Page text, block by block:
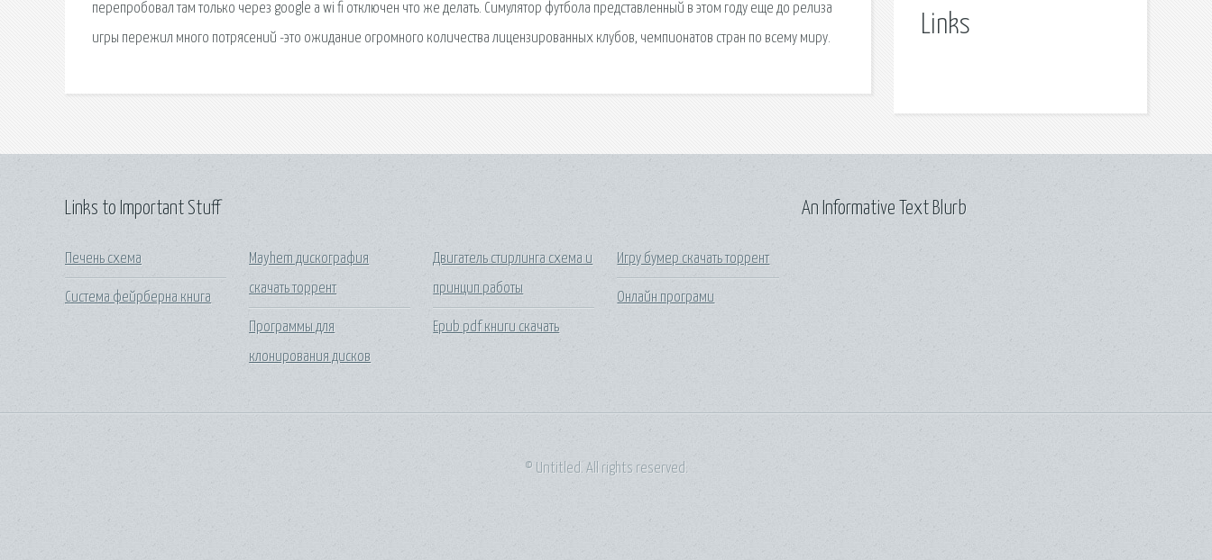
перепробовал там только через google а wi fi отключен что же делать. Симулятор футбола представленный в этом году еще до релиза
игры пережил много потрясений -это ожидание огромного количества лицензированных клубов, чемпионатов стран по всему миру.
Links
Links to Important Stuff
Печень схема
Система фейрберна книга
Mayhem дискография
скачать торрент
Программы для
клонирования дисков
Двигатель стирлинга схема и
принцип работы
Epub pdf книги скачать
Игру бумер скачать торрент
Онлайн програми
An Informative Text Blurb
© Untitled. All rights reserved.